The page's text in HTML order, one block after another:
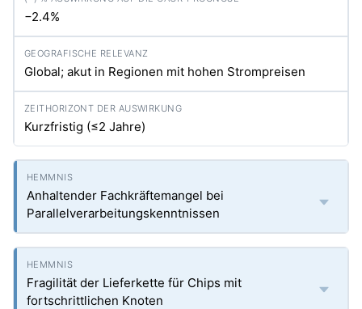
−2.4%
Global; akut in Regionen mit hohen Strompreisen
Kurzfristig (≤2 Jahre)
Anhaltender Fachkräftemangel bei
Parallelverarbeitungskenntnissen
Fragilität der Lieferkette für Chips mit
fortschrittlichen Knoten